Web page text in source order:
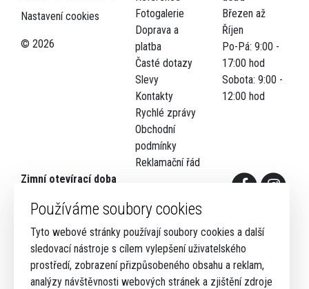
Nastavení cookies
© 2026
Fotogalerie
Doprava a
platba
Časté dotazy
Slevy
Kontakty
Rychlé zprávy
Obchodní
podmínky
Reklamační řád
Březen až
Říjen
Po-Pá: 9:00 -
17:00 hod
Sobota: 9:00 -
12:00 hod
Zimní otevírací doba
Po-Pá: 9:00 - 16:00 hod
Sobota: 9:00 - 12:00 hod
Prosinec a Leden
Sledujte aktuální otevírací
Používáme soubory cookies
Tyto webové stránky používají soubory cookies a další
sledovací nástroje s cílem vylepšení uživatelského
prostředí, zobrazení přizpůsobeného obsahu a reklam,
analýzy návštěvnosti webových stránek a zjištění zdroje